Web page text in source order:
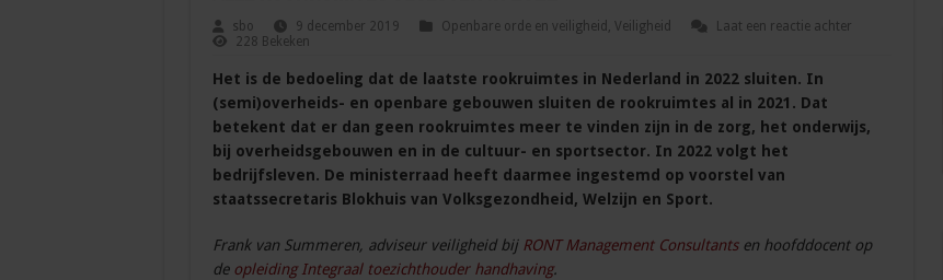
sbo 9 december 2019 Openbare orde en veiligheid , Veiligheid
Laat een reactie achter
228 Bekeken
Het is de bedoeling dat de laatste rookruimtes in Nederland in 2022 sluiten. In
(semi)overheids- en openbare gebouwen sluiten de rookruimtes al in 2021. Dat
betekent dat er dan geen rookruimtes meer te vinden zijn in de zorg, het onderwijs,
bij overheidsgebouwen en in de cultuur- en sportsector. In 2022 volgt het
bedrijfsleven. De ministerraad heeft daarmee ingestemd op voorstel van
staatssecretaris Blokhuis van Volksgezondheid, Welzijn en Sport.
Frank van Summeren, adviseur veiligheid bij RONT Management Consultantsen hoofddocent op
de opleiding Integraal toezichthouder handhaving.